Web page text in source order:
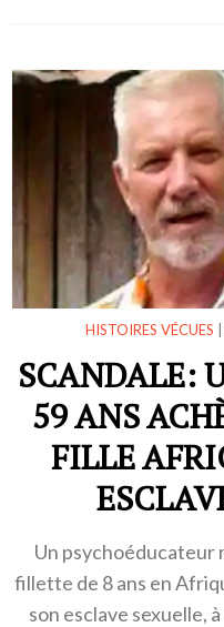
HISTOIRES VÉCUES
SCANDALE:
59 ANS
FILLE
Un psychoéducateur
fillette de 8 ans en
son esclave sexuelle,